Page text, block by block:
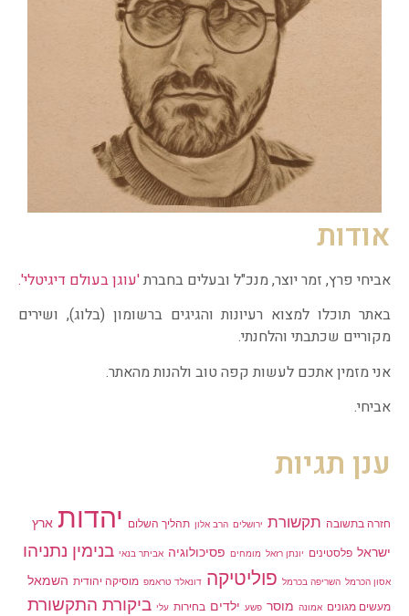
אודות
אביחי פרץ, זמר יוצר, מנכ"ל ובעלים בחברת'עוגן בעולם דיגיטלי'.
באתר תוכלו למצוא רעיונות והגיגים ברשומון (בלוג), ושירים
מקוריים שכתבתי והלחנתי.
אני מזמין אתכם לעשות קפה טוב ולהנות מהאתר.
אביחי.
ענן תגיות
חזרה בתשובה תקשורת ירושלים הרב אלון תהליך השלום יהדות ארץ
ישראל פלסטינים יונתן רזאל מומחים פסיכולוגיה אביתר בנאי בנימין נתניהו
אסון הכרמל השריפה בכרמל פוליטיקה דונאלד טראמפ מוסיקה יהודית השמאל
מעשים מגונים אמונה מוסר פשע ילדים בחירות עלי ביקורת התקשורת